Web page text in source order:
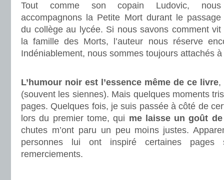
Tout comme son copain Ludovic, nous
accompagnons la Petite Mort durant le passage
du collège au lycée. Si nous savons comment vit
la famille des Morts, l’auteur nous réserve
Indéniablement, nous sommes toujours attachés
L’humour noir est l’essence même de ce livre,
(souvent les siennes). Mais quelques moments
pages. Quelques fois, je suis passée à côté de
lors du premier tome, qui me laisse un goût
chutes m’ont paru un peu moins justes.
personnes lui ont inspiré certaines
remerciements.